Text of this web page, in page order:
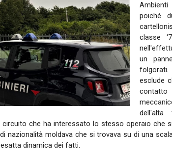
poiché
classe
un
esclude
dell'alta
che ha interessato lo stesso operaio che
nazionalità moldava che si trovava su di una
dinamica dei fatti.